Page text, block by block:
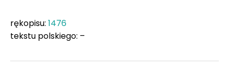
rękopisu: 1476
tekstu polskiego: –